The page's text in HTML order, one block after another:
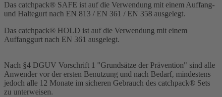
Das catchpack® SAFE ist auf die Verwendung mit einem Auffang-
und Haltegurt nach EN 813 / EN 361 / EN 358 ausgelegt.
Das catchpack® HOLD ist auf die Verwendung mit einem
Auffanggurt nach EN 361 ausgelegt.
Nach §4 DGUV Vorschrift 1 "Grundsätze der Prävention" sind alle
Anwender vor der ersten Benutzung und nach Bedarf, mindestens
jedoch alle 12 Monate im sicheren Gebrauch des catchpack® Sets
zu unterweisen.